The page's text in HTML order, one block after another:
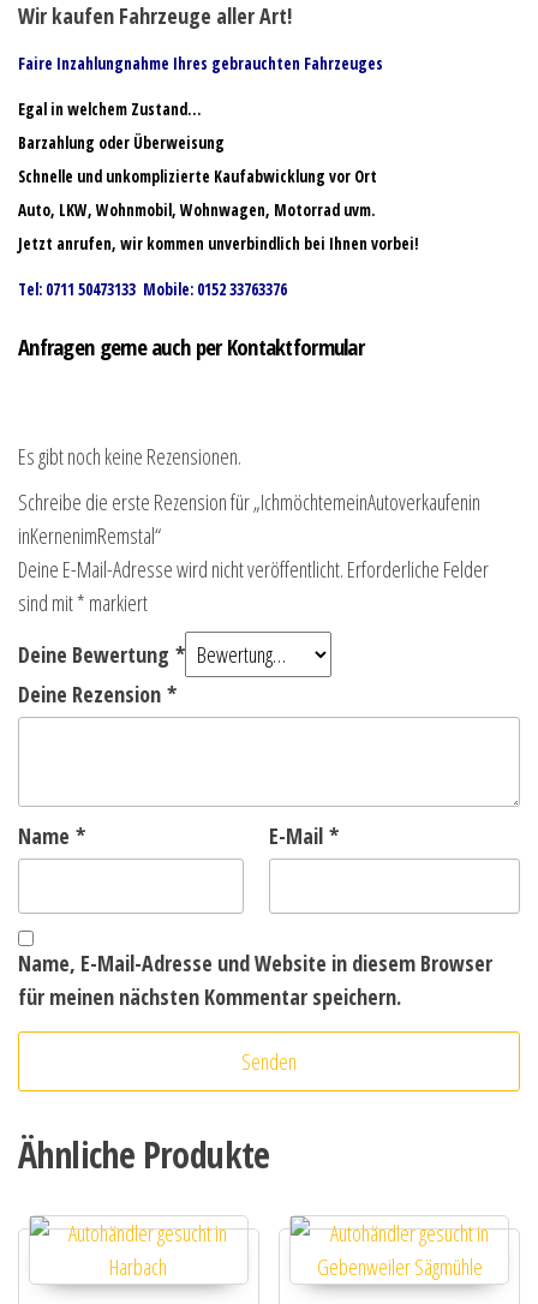
Wir kaufen Fahrzeuge aller Art!
Faire Inzahlungnahme Ihres gebrauchten Fahrzeuges
Egal in welchem Zustand…
Barzahlung oder Überweisung
Schnelle und unkomplizierte Kaufabwicklung vor Ort
Auto, LKW, Wohnmobil, Wohnwagen, Motorrad uvm.
Jetzt anrufen, wir kommen unverbindlich bei Ihnen vorbei!
Tel: 0711 50473133 Mobile: 0152 33763376
Anfragen gerne auch per Kontaktformular
Es gibt noch keine Rezensionen.
Schreibe die erste Rezension für „IchmöchtemeinAutoverkaufenin
inKernenimRemstal“
Deine E-Mail-Adresse wird nicht veröffentlicht. Erforderliche Felder
sind mit* markiert
Deine Bewertung *
Deine Rezension *
Name * E-Mail *
Name, E-Mail-Adresse und Website in diesem Browser
für meinen nächsten Kommentar speichern.
Ähnliche Produkte